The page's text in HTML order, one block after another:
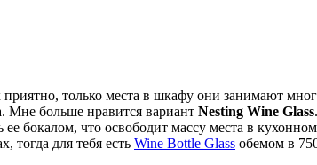
только места в шкафу они занимают
Мне больше нравится вариант Nesting Wine Glass
бокалом, что освободит массу места в
тогда для тебя есть Wine Bottle Glass обемом в